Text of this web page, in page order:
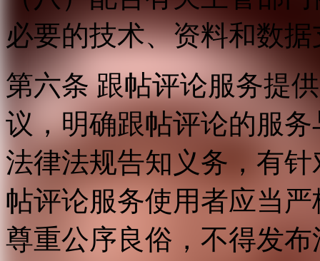
必要的技术、资料和数
第六条 跟帖评论服务提
议，明确跟帖评论的服
法律法规告知义务，有
帖评论服务使用者应当
尊重公序良俗，不得发